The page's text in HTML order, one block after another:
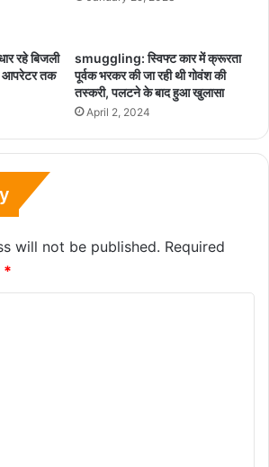
रहे बिजली
आपरेटर तक
smuggling: स्विफ्ट कार में क्रूरता
पूर्वक भरकर की जा रही थी गोवंश की
तस्करी, पलटने के बाद हुआ खुलासा
April 2, 2024
will not be published. Required
*